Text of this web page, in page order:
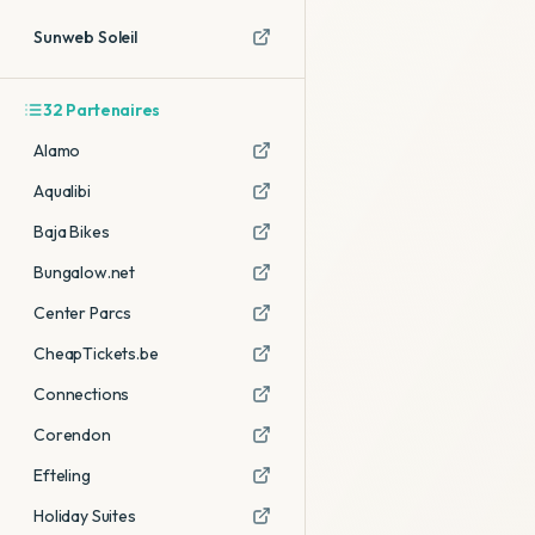
Sunweb Soleil
32 Partenaires
Alamo
Aqualibi
Baja Bikes
Bungalow.net
Center Parcs
CheapTickets.be
Connections
Corendon
Efteling
Holiday Suites